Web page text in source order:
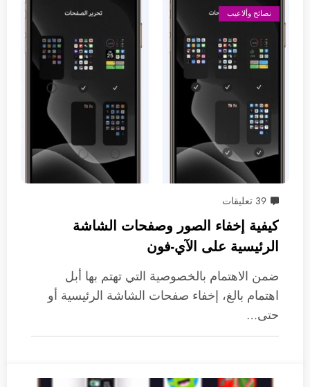
نصائح وألاعيب
39 تعليقات
كيفية إخفاء الصور وصفحات الشاشة
الرئيسية على الآي-فون
ضمن الاهتمام بالخصوصية التي تهتم بها أبل
اهتمام بالغ، إخفاء صفحات الشاشة الرئيسية أو
حتى…